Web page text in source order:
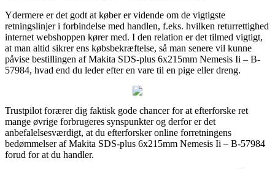
Ydermere er det godt at køber er vidende om de vigtigste
retningslinjer i forbindelse med handlen, f.eks. hvilken returrettighed
internet webshoppen kører med. I den relation er det tilmed vigtigt,
at man altid sikrer ens købsbekræftelse, så man senere vil kunne
påvise bestillingen af Makita SDS-plus 6x215mm Nemesis Ii – B-
57984, hvad end du leder efter en vare til en pige eller dreng.
Trustpilot forærer dig faktisk gode chancer for at efterforske ret
mange øvrige forbrugeres synspunkter og derfor er det
anbefalelsesværdigt, at du efterforsker online forretningens
bedømmelser af Makita SDS-plus 6x215mm Nemesis Ii – B-57984
forud for at du handler.